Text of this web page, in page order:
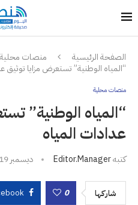
الصفحة الرئيسية
منصات محلية
“المياه الوطنية” تستعرض مزايا توثيق
منصات محلية
“المياه الوطنية”
عدادات المياه
كتبهEditor.manager ديسمبر 19, 2024
شاركها 0